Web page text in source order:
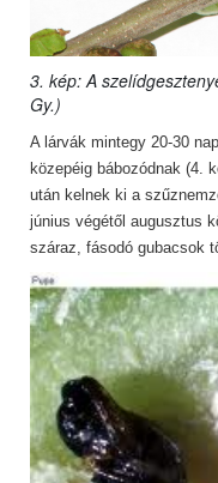
3. kép: A
Gy.)
A lárvák mintegy 20-30
közepéig bábozódnak (4.
után kelnek ki a
június végétől augusztus
száraz, fásodó gubacsok